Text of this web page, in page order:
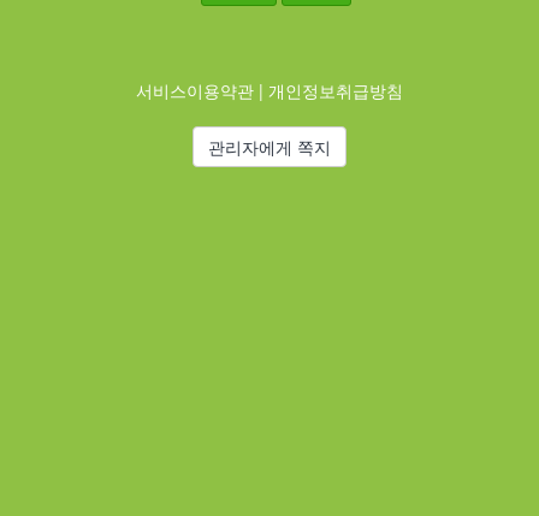
서비스이용약관 | 개인정보취급방침
관리자에게 쪽지